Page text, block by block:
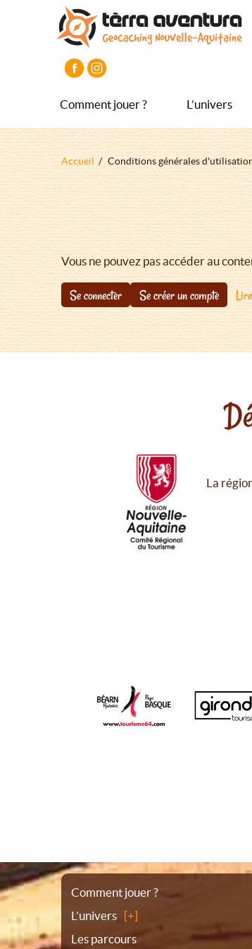
Comment jouer ? L’univers
Fil
Accueil Conditions générales
Vous ne pouvez pas accéder au
Se connecter Se créer un compte
La
Plan
du
Comment jouer ?
L’univers
Les parcours